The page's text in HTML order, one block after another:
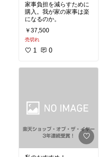
家事負担を減らすために
購入。我が家の家事は楽
になるのか。
￥37,500
売切れ
1 0